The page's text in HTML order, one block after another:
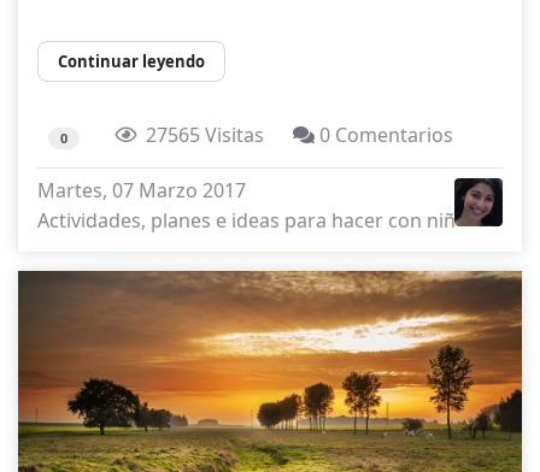
Continuar leyendo
0 27565 Visitas 0 Comentarios
Martes, 07 Marzo 2017
Actividades, planes e ideas para hacer con niños